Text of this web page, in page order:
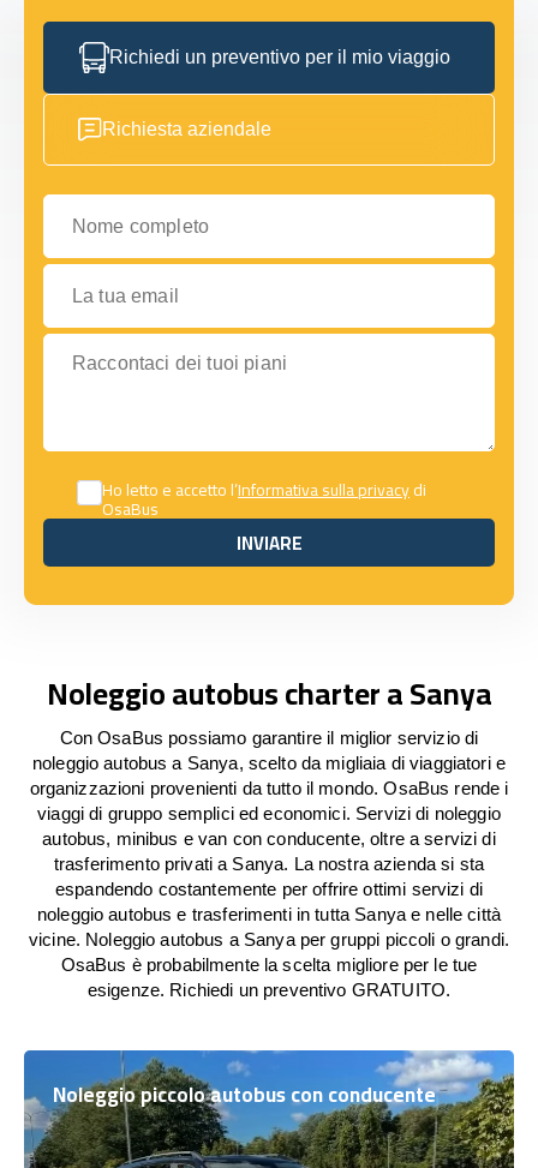
Richiedi un preventivo per il mio viaggio
Richiesta aziendale
Nome completo
La tua email
Raccontaci dei tuoi piani
Ho letto e accetto l’Informativa sulla privacydi
OsaBus
INVIARE
INVIARE
Noleggio autobus charter a Sanya
Con OsaBus possiamo garantire il miglior servizio di
noleggio autobus a Sanya, scelto da migliaia di viaggiatori e
organizzazioni provenienti da tutto il mondo. OsaBus rende i
viaggi di gruppo semplici ed economici. Servizi di noleggio
autobus, minibus e van con conducente, oltre a servizi di
trasferimento privati a Sanya. La nostra azienda si sta
espandendo costantemente per offrire ottimi servizi di
noleggio autobus e trasferimenti in tutta Sanya e nelle città
vicine. Noleggio autobus a Sanya per gruppi piccoli o grandi.
OsaBus è probabilmente la scelta migliore per le tue
esigenze. Richiedi un preventivo GRATUITO.
Noleggio piccolo autobus con conducente